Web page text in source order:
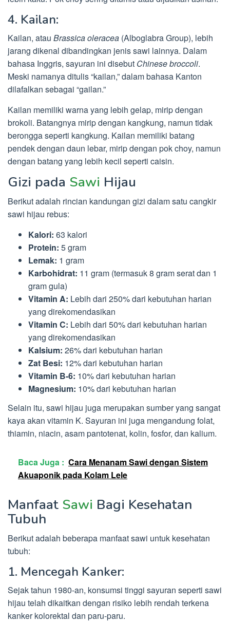
4. Kailan:
Kailan, atau Brassica oleracea (Alboglabra Group), lebih
jarang dikenal dibandingkan jenis sawi lainnya. Dalam
bahasa Inggris, sayuran ini disebut Chinese broccoli.
Meski namanya ditulis “kailan,” dalam bahasa Kanton
dilafalkan sebagai “gailan.”
Kailan memiliki warna yang lebih gelap, mirip dengan
brokoli. Batangnya mirip dengan kangkung, namun tidak
berongga seperti kangkung. Kailan memiliki batang
pendek dengan daun lebar, mirip dengan pok choy, namun
dengan batang yang lebih kecil seperti caisin.
Gizi pada Sawi Hijau
Berikut adalah rincian kandungan gizi dalam satu cangkir
sawi hijau rebus:
Kalori: 63 kalori
Protein: 5 gram
Lemak: 1 gram
Karbohidrat: 11 gram (termasuk 8 gram serat dan 1
gram gula)
Vitamin A: Lebih dari 250% dari kebutuhan harian
yang direkomendasikan
Vitamin C: Lebih dari 50% dari kebutuhan harian
yang direkomendasikan
Kalsium: 26% dari kebutuhan harian
Zat Besi: 12% dari kebutuhan harian
Vitamin B-6: 10% dari kebutuhan harian
Magnesium: 10% dari kebutuhan harian
Selain itu, sawi hijau juga merupakan sumber yang sangat
kaya akan vitamin K. Sayuran ini juga mengandung folat,
thiamin, niacin, asam pantotenat, kolin, fosfor, dan kalium.
Baca Juga : Cara Menanam Sawi dengan Sistem
Akuaponik pada Kolam Lele
Manfaat Sawi Bagi Kesehatan
Tubuh
Berikut adalah beberapa manfaat sawi untuk kesehatan
tubuh:
1. Mencegah Kanker:
Sejak tahun 1980-an, konsumsi tinggi sayuran seperti sawi
hijau telah dikaitkan dengan risiko lebih rendah terkena
kanker kolorektal dan paru-paru.